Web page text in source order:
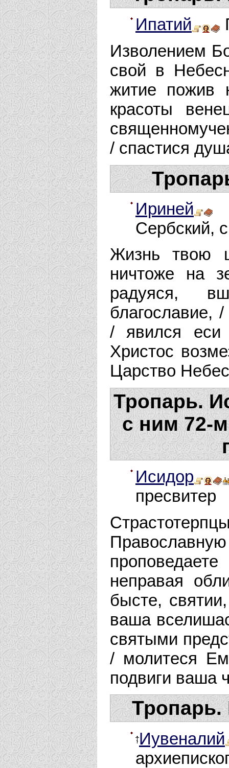
Ипатий
Изволением
свой в
житие пожив
красоты
/ спастися
Ириней
Сербский,
Жизнь твою
ничтоже на
радуяся,
благославие,
/ явился еси
Христос
Царство
Тропарь.
с ним 72-
Исидор
пресвитер
неправая
бысте,
ваша
святыми
/ молитеся
подвиги ваша
Тропарь.
Иувеналий